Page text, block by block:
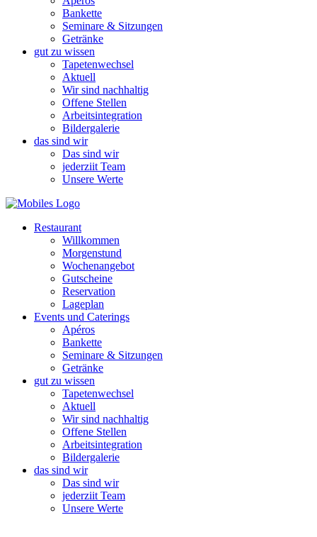
Bankette
Seminare & Sitzungen
Getränke
gut zu wissen
Tapetenwechsel
Aktuell
Wir sind nachhaltig
Offene Stellen
Arbeitsintegration
Bildergalerie
das sind wir
Das sind wir
jederziit Team
Unsere Werte
Restaurant
Willkommen
Morgenstund
Wochenangebot
Gutscheine
Reservation
Lageplan
Events und Caterings
Apéros
Bankette
Seminare & Sitzungen
Getränke
gut zu wissen
Tapetenwechsel
Aktuell
Wir sind nachhaltig
Offene Stellen
Arbeitsintegration
Bildergalerie
das sind wir
Das sind wir
jederziit Team
Unsere Werte